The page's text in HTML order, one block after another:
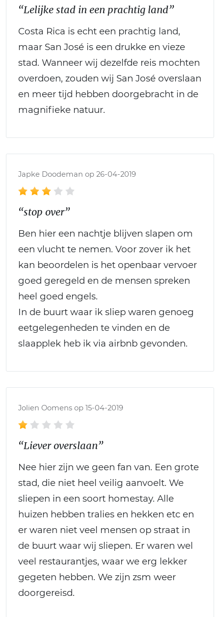
“Lelijke stad in een prachtig land”
Costa Rica is echt een prachtig land,
maar San José is een drukke en vieze
stad. Wanneer wij dezelfde reis mochten
overdoen, zouden wij San José overslaan
en meer tijd hebben doorgebracht in de
magnifieke natuur.
Japke Doodeman op 26-04-2019
“stop over”
Ben hier een nachtje blijven slapen om
een vlucht te nemen. Voor zover ik het
kan beoordelen is het openbaar vervoer
goed geregeld en de mensen spreken
heel goed engels.
In de buurt waar ik sliep waren genoeg
eetgelegenheden te vinden en de
slaapplek heb ik via airbnb gevonden.
Jolien Oomens op 15-04-2019
“Liever overslaan”
Nee hier zijn we geen fan van. Een grote
stad, die niet heel veilig aanvoelt. We
sliepen in een soort homestay. Alle
huizen hebben tralies en hekken etc en
er waren niet veel mensen op straat in
de buurt waar wij sliepen. Er waren wel
veel restaurantjes, waar we erg lekker
gegeten hebben. We zijn zsm weer
doorgereisd.